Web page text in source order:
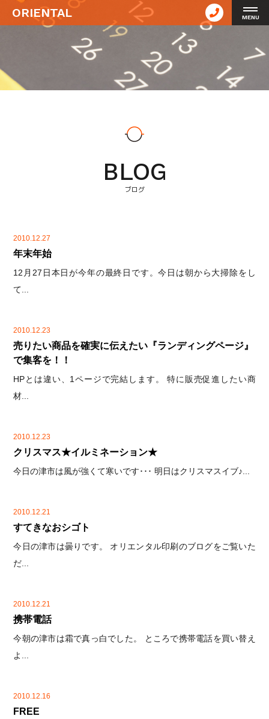
ORIENTAL MENU
BLOG
ブログ
2010.12.27
年末年始
12月27日本日が今年の最終日です。今日は朝から大掃除をし
て...
2010.12.23
売りたい商品を確実に伝えたい『ランディングページ』
で集客を！！
HPとは違い、1ページで完結します。 特に販売促進したい商
材...
2010.12.23
クリスマス★イルミネーション★
今日の津市は風が強くて寒いです･･･ 明日はクリスマスイブ♪...
2010.12.21
すてきなおシゴト
今日の津市は曇りです。 オリエンタル印刷のブログをご覧いた
だ...
2010.12.21
携帯電話
今朝の津市は霜で真っ白でした。 ところで携帯電話を買い替え
よ...
2010.12.16
FREE